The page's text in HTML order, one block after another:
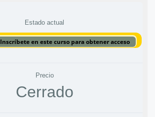
Estado actual
Inscríbete en este curso para obtener acceso
Precio
Cerrado